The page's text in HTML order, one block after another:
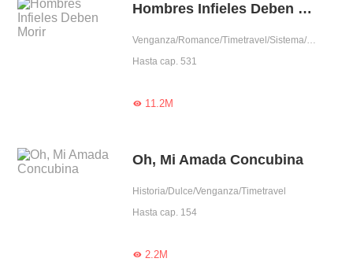
Hombres Infieles Deben Morir
Venganza/Romance/Timetravel/Sistema/Mujer poderosa
Hasta cap. 531
11.2M
Oh, Mi Amada Concubina
Historia/Dulce/Venganza/Timetravel
Hasta cap. 154
2.2M